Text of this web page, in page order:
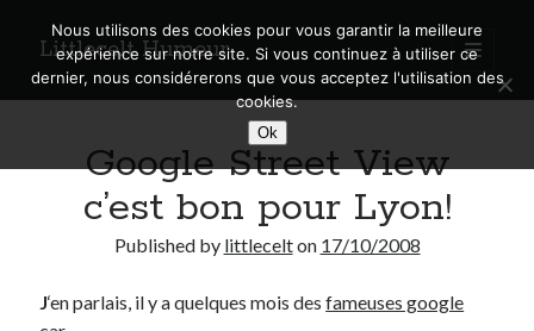
Littlecelt Humeur
open
primary
menu
Sidebar
Search
Derniers articles
Google Street View
c’est bon pour Lyon!
Published by littlecelton 17/10/2008
J‘en parlais, il y a quelques mois desfameuses google
Nous utilisons des cookies pour vous garantir la meilleure
expérience sur notre site. Si vous continuez à utiliser ce
dernier, nous considérerons que vous acceptez l'utilisation des
cookies.
Ok